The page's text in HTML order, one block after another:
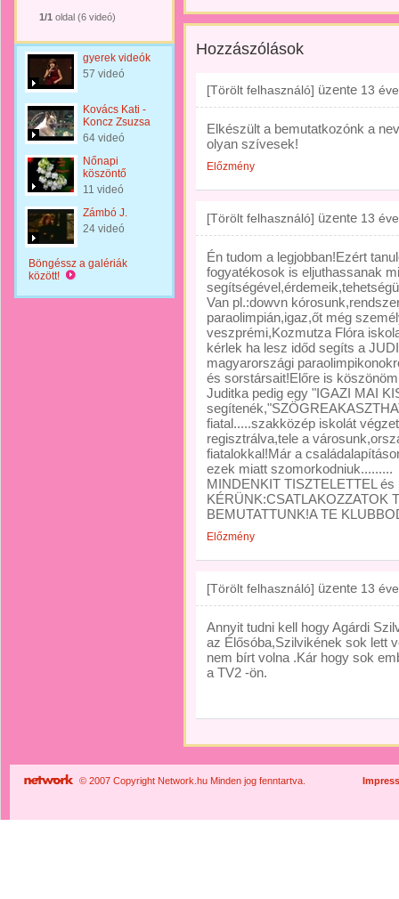
1/1 oldal (6 videó)
gyerek videók
57 videó
Kovács Kati -
Koncz Zsuzsa
64 videó
Nőnapi
köszöntő
11 videó
Zámbó J.
24 videó
Böngéssz a galériák
között!
Hozzászólások
[Törölt felhasználó] üzente 13 éve
Elkészült a bemutatkozónk a
olyan szívesek!
Előzmény
[Törölt felhasználó] üzente 13 éve
Én tudom a legjobban!Ezért
fogyatékosok is eljuthassanak
Van pl.:dowvn
paraolimpián,igaz,őt még
veszprémi,Kozmutza Flóra
kérlek ha lesz időd segíts a
magyarországi
és sorstársait!Előre is
Juditka pedig egy "IGAZI MAI
fiatal.....szakközép iskolát
regisztrálva,tele a
fiatalokkal!Már a
ezek miatt szomorkodniuk.........
MINDENKIT TISZTELETTEL és
KÉRÜNK:CSATLAKOZZATOK
BEMUTATTUNK!A TE
Előzmény
[Törölt felhasználó] üzente 13 éve
Annyit tudni kell hogy Agárdi
az Élősóba,Szilvikének sok lett
nem bírt volna .Kár hogy sok
a TV2 -ön.
© 2007 Copyright Network.hu Minden jog fenntartva.